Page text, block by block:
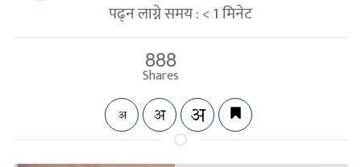
पढ्न लाग्ने समय :< 1मिनेट
888
Shares